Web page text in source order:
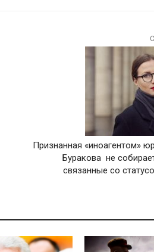
Признанная «иноагентом»
Буракова не
связанные со